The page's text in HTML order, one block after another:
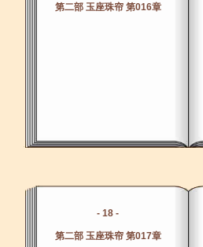
第二部 玉座珠帘 第016章
- 18 -
第二部 玉座珠帘 第017章